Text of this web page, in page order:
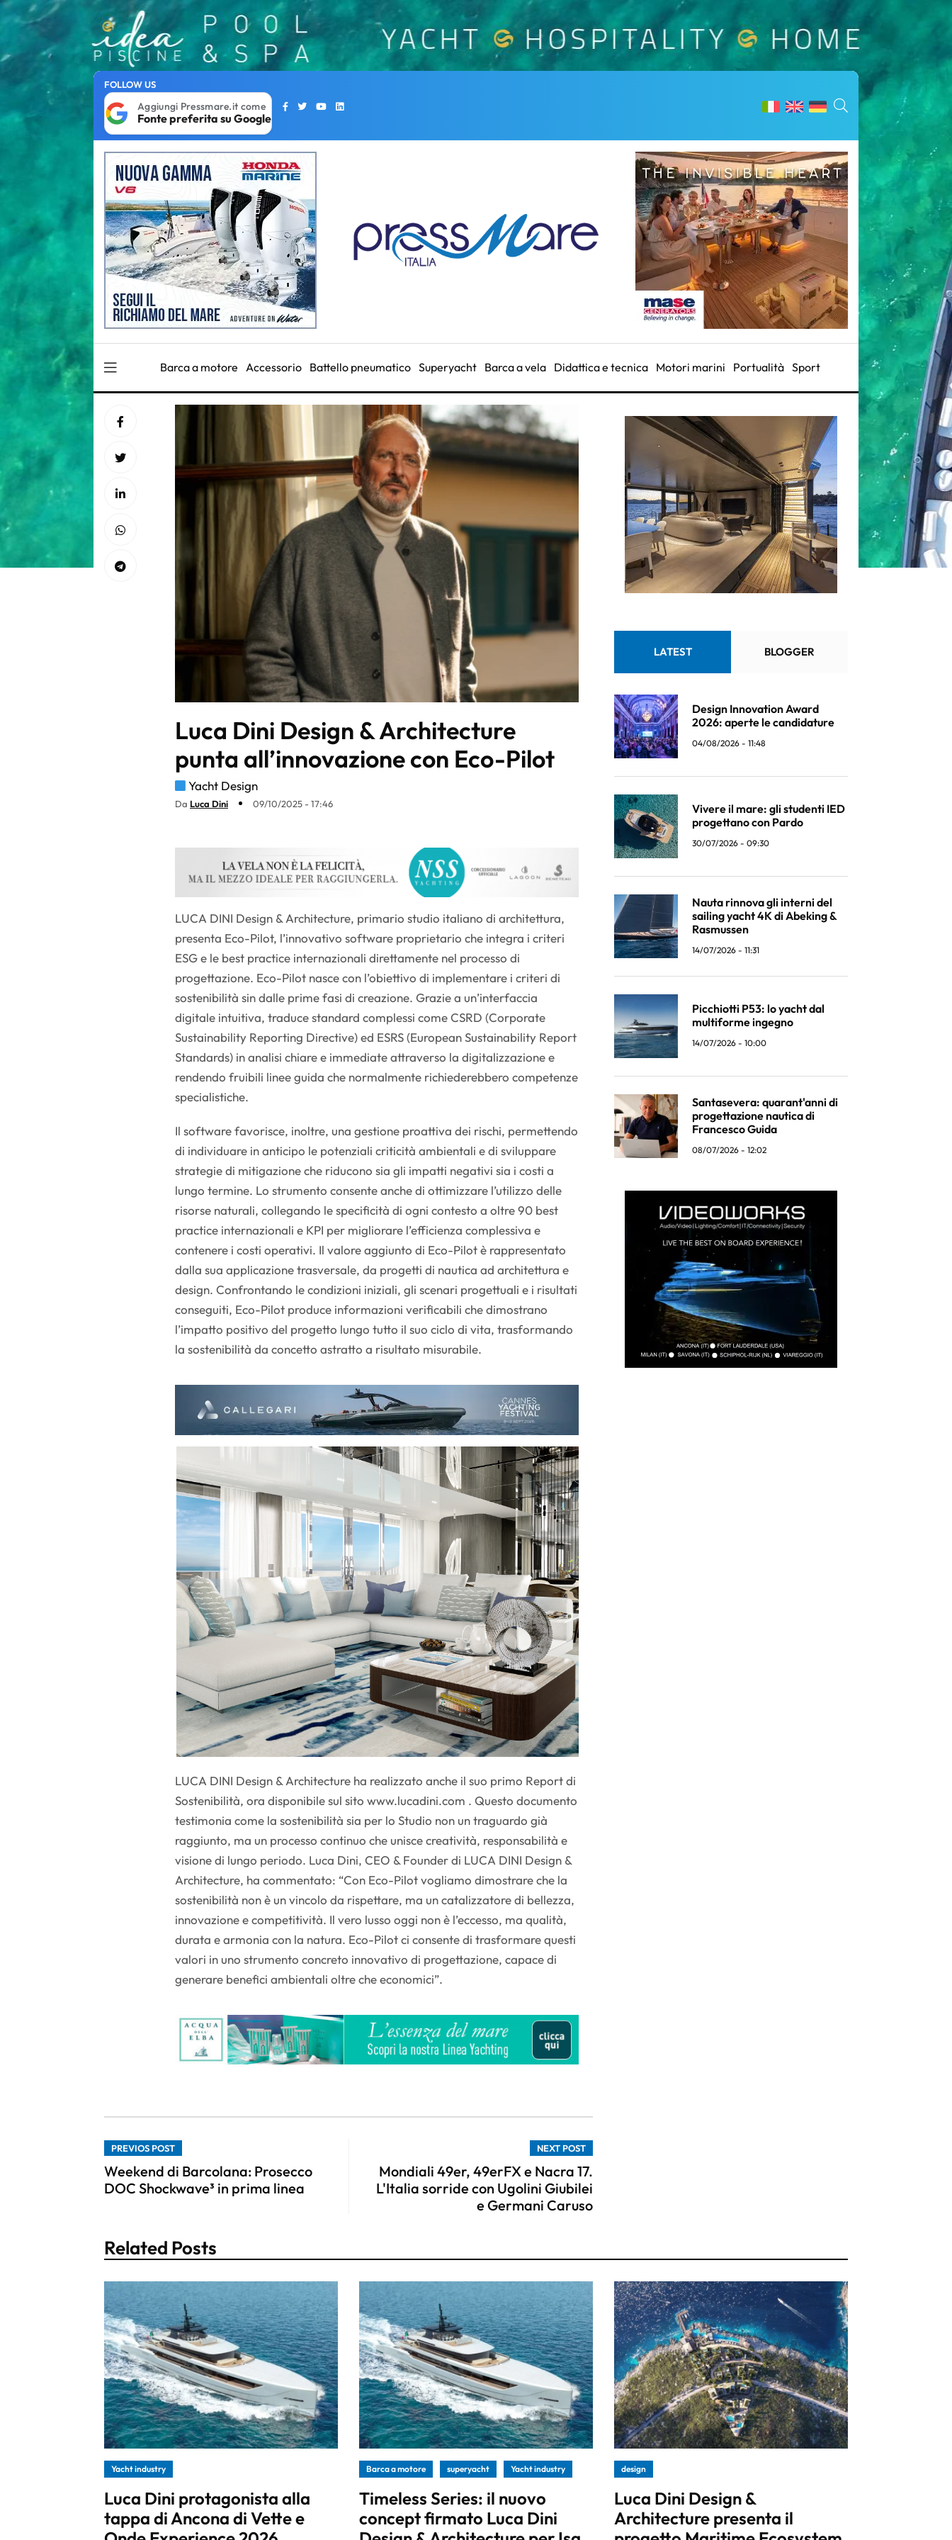
FOLLOW US
Aggiungi Pressmare.it come
Fonte preferita su Google
Barca a motore Accessorio Battello pneumatico Superyacht Barca a vela Didattica e tecnica Motori marini Portualità Sport
Luca Dini Design & Architecture
punta all’innovazione con Eco-Pilot
Yacht Design
Da Luca Dini 09/10/2025 - 17:46
LUCA DINI Design & Architecture, primario studio italiano di architettura,
presenta Eco-Pilot, l’innovativo software proprietario che integra i criteri
ESG e le best practice internazionali direttamente nel processo di
progettazione. Eco-Pilot nasce con l’obiettivo di implementare i criteri di
sostenibilità sin dalle prime fasi di creazione. Grazie a un’interfaccia
digitale intuitiva, traduce standard complessi come CSRD (Corporate
Sustainability Reporting Directive) ed ESRS (European Sustainability Report
Standards) in analisi chiare e immediate attraverso la digitalizzazione e
rendendo fruibili linee guida che normalmente richiederebbero competenze
specialistiche.
Il software favorisce, inoltre, una gestione proattiva dei rischi, permettendo
di individuare in anticipo le potenziali criticità ambientali e di sviluppare
strategie di mitigazione che riducono sia gli impatti negativi sia i costi a
lungo termine. Lo strumento consente anche di ottimizzare l’utilizzo delle
risorse naturali, collegando le specificità di ogni contesto a oltre 90 best
practice internazionali e KPI per migliorare l’efficienza complessiva e
contenere i costi operativi. Il valore aggiunto di Eco-Pilot è rappresentato
dalla sua applicazione trasversale, da progetti di nautica ad architettura e
design. Confrontando le condizioni iniziali, gli scenari progettuali e i risultati
conseguiti, Eco-Pilot produce informazioni verificabili che dimostrano
l’impatto positivo del progetto lungo tutto il suo ciclo di vita, trasformando
la sostenibilità da concetto astratto a risultato misurabile.
LUCA DINI Design & Architecture ha realizzato anche il suo primo Report di
Sostenibilità, ora disponibile sul sito www.lucadini.com . Questo documento
testimonia come la sostenibilità sia per lo Studio non un traguardo già
raggiunto, ma un processo continuo che unisce creatività, responsabilità e
visione di lungo periodo. Luca Dini, CEO & Founder di LUCA DINI Design &
Architecture, ha commentato: “Con Eco-Pilot vogliamo dimostrare che la
sostenibilità non è un vincolo da rispettare, ma un catalizzatore di bellezza,
innovazione e competitività. Il vero lusso oggi non è l’eccesso, ma qualità,
durata e armonia con la natura. Eco-Pilot ci consente di trasformare questi
valori in uno strumento concreto innovativo di progettazione, capace di
generare benefici ambientali oltre che economici”.
PREVIOS POST
Weekend di Barcolana: Prosecco
DOC Shockwave³ in prima linea
NEXT POST
Mondiali 49er, 49erFX e Nacra 17.
L'Italia sorride con Ugolini Giubilei
e Germani Caruso
LATEST BLOGGER
Design Innovation Award
2026: aperte le candidature
04/08/2026 - 11:48
Vivere il mare: gli studenti IED
progettano con Pardo
30/07/2026 - 09:30
Nauta rinnova gli interni del
sailing yacht 4K di Abeking &
Rasmussen
14/07/2026 - 11:31
Picchiotti P53: lo yacht dal
multiforme ingegno
14/07/2026 - 10:00
Santasevera: quarant'anni di
progettazione nautica di
Francesco Guida
08/07/2026 - 12:02
Related Posts
Yacht industry
Luca Dini protagonista alla
tappa di Ancona di Vette e
Barca a motore superyacht Yacht industry
Timeless Series: il nuovo
concept firmato Luca Dini
design
Luca Dini Design &
Architecture presenta il